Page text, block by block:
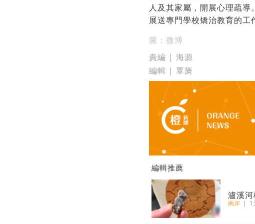
人及其家屬，開展心理疏
展送專門學校矯治教育的工
圖：微博
責編 | 海源
編輯 | 覃旖
編輯推薦
瀘溪
兩岸 | 1